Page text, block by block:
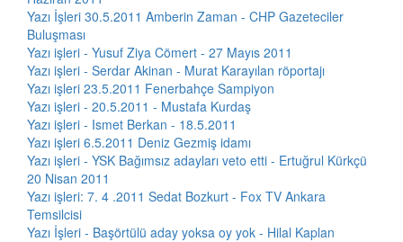
Yazı İşleri 30.5.2011 Amberin Zaman - CHP Gazeteciler
Buluşması
Yazı işleri - Yusuf Ziya Cömert - 27 Mayıs 2011
Yazı işleri - Serdar Akinan - Murat Karayılan röportajı
Yazı işleri 23.5.2011 Fenerbahçe Sampiyon
Yazı işleri - 20.5.2011 - Mustafa Kurdaş
Yazı işleri - Ismet Berkan - 18.5.2011
Yazı işleri 6.5.2011 Deniz Gezmiş idamı
Yazı işleri - YSK Bağımsız adayları veto etti - Ertuğrul Kürkçü
20 Nisan 2011
Yazı işleri: 7. 4 .2011 Sedat Bozkurt - Fox TV Ankara
Temsilcisi
Yazı İşleri - Başörtülü aday yoksa oy yok - Hilal Kaplan